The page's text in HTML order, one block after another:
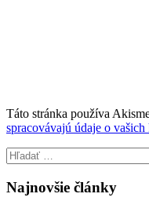
Táto stránka používa
spracovávajú údaje o vašich
Hľadať:
Najnovšie články